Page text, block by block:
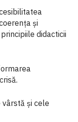
și
didacticii
și cele